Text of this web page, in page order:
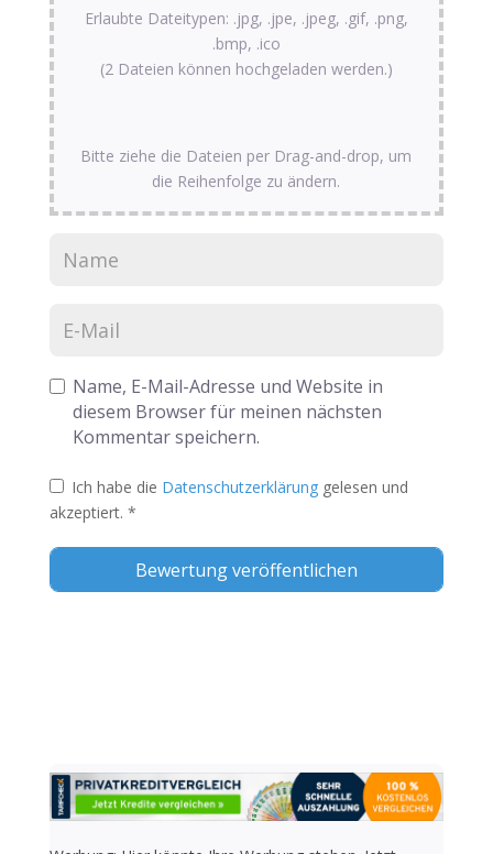
Erlaubte Dateitypen: .jpg, .jpe, .jpeg, .gif, .png,
.bmp, .ico
(2 Dateien können hochgeladen werden.)
Bitte ziehe die Dateien per Drag-and-drop, um
die Reihenfolge zu ändern.
Name, E-Mail-Adresse und Website in
diesem Browser für meinen nächsten
Kommentar speichern.
Ich habe die Datenschutzerklärung gelesen und
akzeptiert. *